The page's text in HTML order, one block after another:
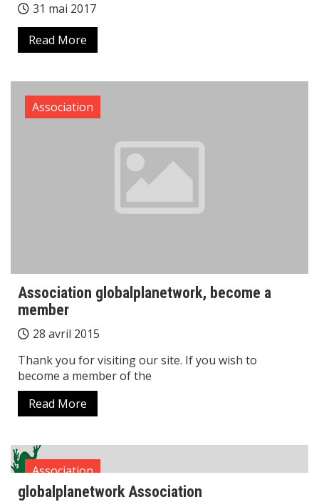
31 mai 2017
Read More
Association
Association globalplanetwork, become a
member
28 avril 2015
Thank you for visiting our site. If you wish to
become a member of the
Read More
Association
globalplanetwork Association